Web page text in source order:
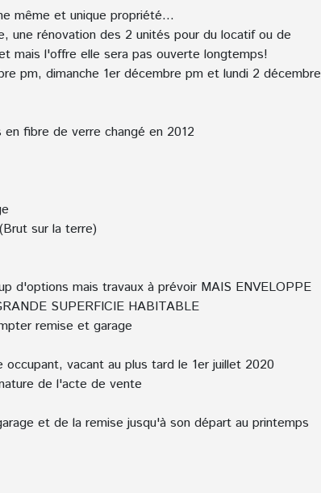
même et unique propriété...
une rénovation des 2 unités pour du locatif ou de
mais l'offre elle sera pas ouverte longtemps!
pm, dimanche 1er décembre pm et lundi 2 décembre
fibre de verre changé en 2012
sur la terre)
d'options mais travaux à prévoir MAIS ENVELOPPE
SUPERFICIE HABITABLE
remise et garage
vacant au plus tard le 1er juillet 2020
de l'acte de vente
et de la remise jusqu'à son départ au printemps